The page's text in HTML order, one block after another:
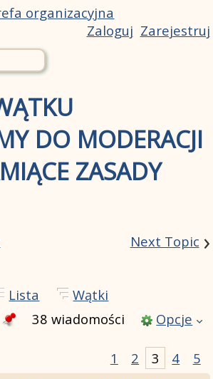
organizacyjna
Zaloguj Zarejestruj
DO MODERACJI
ZASADY
Next Topic ›
Lista
Wątki
38 wiadomości
Opcje
1 2 3 4
5